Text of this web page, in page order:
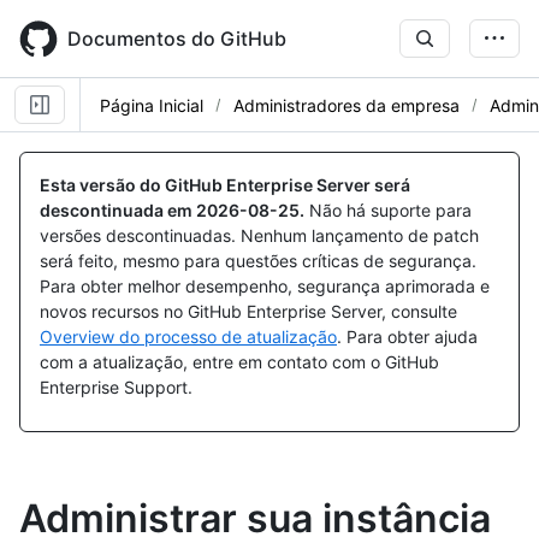
main
content
Documentos do GitHub
Página Inicial Administradores da empresa
Esta versão do GitHub Enterprise Server será
descontinuada em 2026-08-25. Não há suporte para
versões descontinuadas. Nenhum lançamento de patch
será feito, mesmo para questões críticas de segurança.
Para obter melhor desempenho, segurança aprimorada e
novos recursos no GitHub Enterprise Server, consulte
Overview do processo de atualização. Para obter ajuda
com a atualização, entre em contato com o GitHub
Enterprise Support.
Administrar sua instância